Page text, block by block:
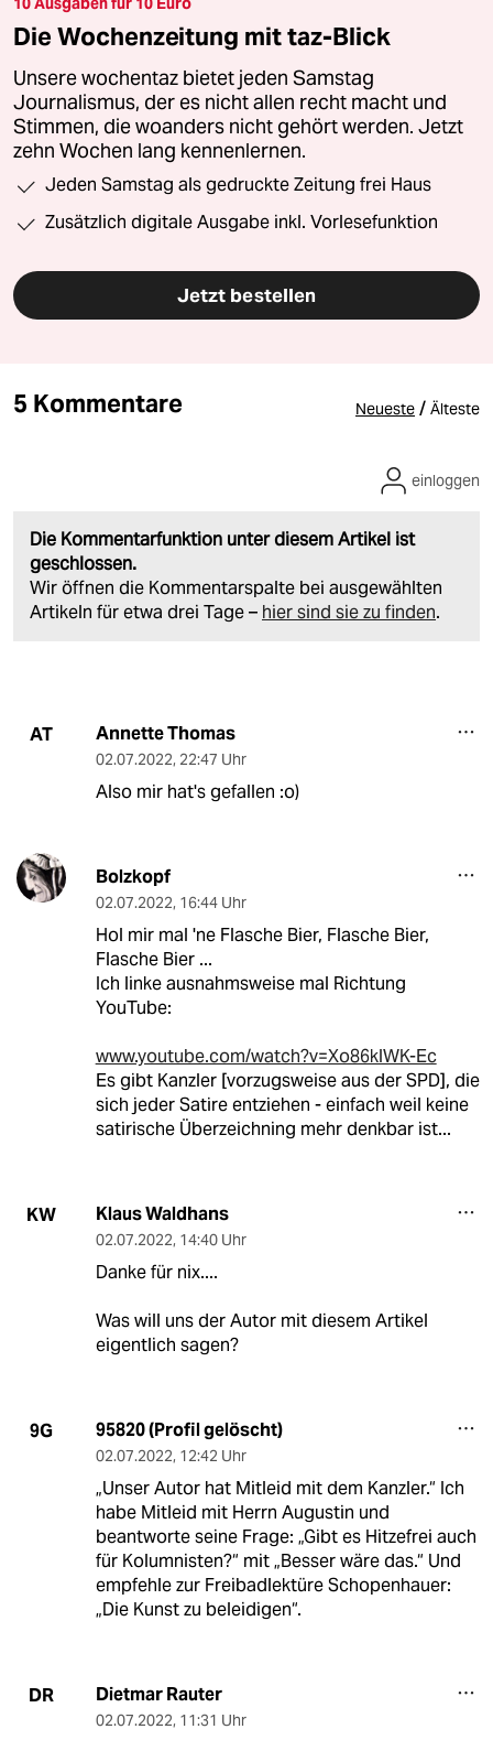
Die Wochenzeitung mit taz-Blick
Unsere wochentaz bietet jeden Samstag
Journalismus, der es nicht allen recht macht und
Stimmen, die woanders nicht gehört werden. Jetzt
zehn Wochen lang kennenlernen.
Jeden Samstag als gedruckte Zeitung frei Haus
Zusätzlich digitale Ausgabe inkl. Vorlesefunktion
Jetzt bestellen
5 Kommentare Neueste / Älteste
Die Kommentarfunktion unter diesem Artikel ist
geschlossen.
Wir öffnen die Kommentarspalte bei ausgewählten
Artikeln für etwa drei Tage – hier sind sie zu finden.
einloggen
AT Annette Thomas
02.07.2022, 22:47 Uhr
Also mir hat's gefallen :o)
Bolzkopf
02.07.2022, 16:44 Uhr
Hol mir mal 'ne Flasche Bier, Flasche Bier,
Flasche Bier ...
Ich linke ausnahmsweise mal Richtung
YouTube:
www.youtube.com/watch?v=Xo86klWK-Ec
Es gibt Kanzler [vorzugsweise aus der SPD], die
sich jeder Satire entziehen - einfach weil keine
satirische Überzeichning mehr denkbar ist...
KW Klaus Waldhans
02.07.2022, 14:40 Uhr
Danke für nix....
Was will uns der Autor mit diesem Artikel
eigentlich sagen?
9G 95820 (Profil gelöscht)
02.07.2022, 12:42 Uhr
„Unser Autor hat Mitleid mit dem Kanzler.“ Ich
habe Mitleid mit Herrn Augustin und
beantworte seine Frage: „Gibt es Hitzefrei auch
für Kolumnisten?“ mit „Besser wäre das.“ Und
empfehle zur Freibadlektüre Schopenhauer:
„Die Kunst zu beleidigen“.
DR Dietmar Rauter
02.07.2022, 11:31 Uhr